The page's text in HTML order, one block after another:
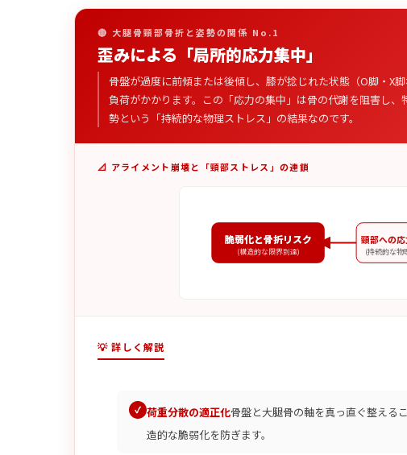
🔴 大腿骨頸部骨折と姿勢の関係 No.1
歪みによる「局所的応力集中」
骨盤が過度に前傾または後傾し、膝が捻じれた状態（O脚・X
負荷がかかります。この「応力の集中」は骨の代謝を阻害し
勢という「持続的な物理ストレス」の結果なのです。
📐 アライメント崩壊と「頸部ストレス」の連鎖
頸部への
(持続的な物
脆弱化と骨折リスク
(構造的な限界到達)
💡 詳しく解説
荷重分散の適正化骨盤と大腿骨の軸を真っ直ぐ整える
造的な脆弱化を防ぎます。